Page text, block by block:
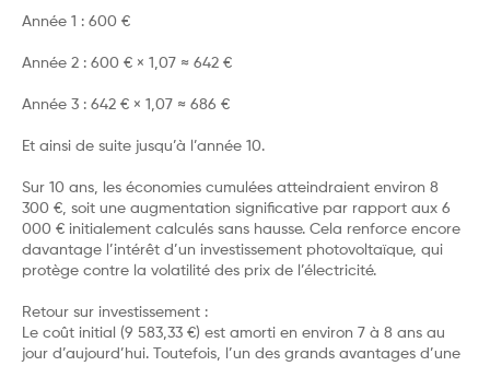
Année 1 : 600 €
Année 2 : 600 € × 1,07 ≈ 642 €
Année 3 : 642 € × 1,07 ≈ 686 €
Et ainsi de suite jusqu’à l’année 10.
Sur 10 ans, les économies cumulées atteindraient environ 8
300 €, soit une augmentation significative par rapport aux 6
000 € initialement calculés sans hausse. Cela renforce encore
davantage l’intérêt d’un investissement photovoltaïque, qui
protège contre la volatilité des prix de l’électricité.
Retour sur investissement :
Le coût initial (9 583,33 €) est amorti en environ 7 à 8 ans au
jour d’aujourd’hui. Toutefois, l’un des grands avantages d’une